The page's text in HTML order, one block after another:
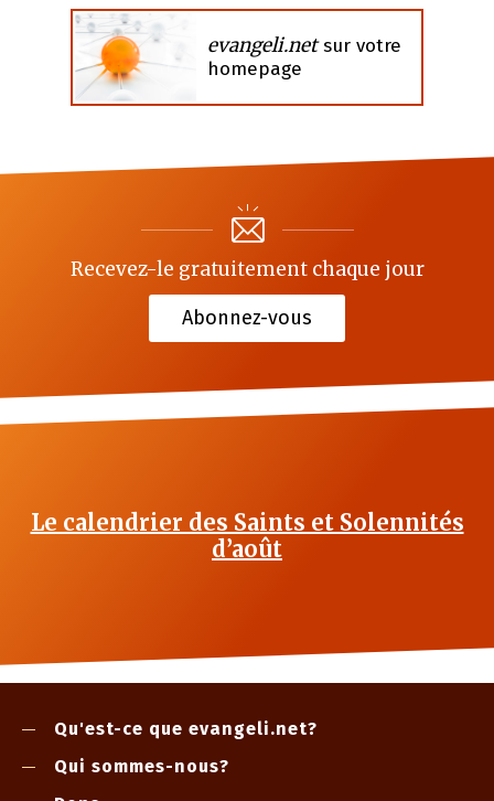
evangeli.netsur votre
homepage
Recevez-le gratuitement chaque jour
Abonnez-vous
Le calendrier des Saints et Solennités
d’août
Qu'est-ce que evangeli.net?
Qui sommes-nous?